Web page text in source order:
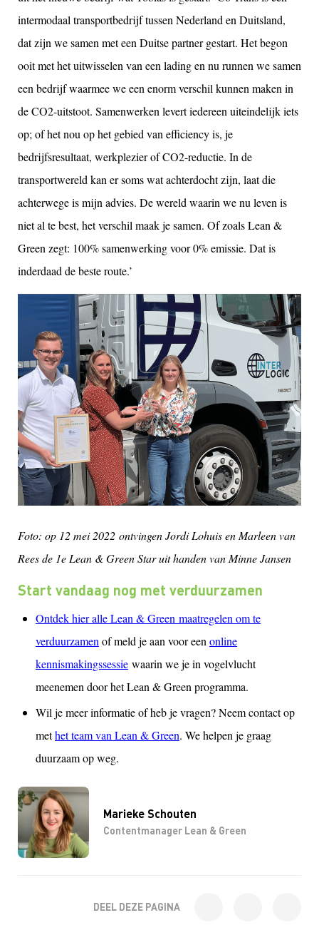
Marieke Schouten
Contentmanager Lean & Green
intermodaal transportbedrijf tussen Nederland en Duitsland,
dat zijn we samen met een Duitse partner gestart. Het begon
ooit met het uitwisselen van een lading en nu runnen we samen
een bedrijf waarmee we een enorm verschil kunnen maken in
de CO2-uitstoot. Samenwerken levert iedereen uiteindelijk iets
op; of het nou op het gebied van efficiency is, je
bedrijfsresultaat, werkplezier of CO2-reductie. In de
transportwereld kan er soms wat achterdocht zijn, laat die
achterwege is mijn advies. De wereld waarin we nu leven is
niet al te best, het verschil maak je samen. Of zoals Lean &
Green zegt: 100% samenwerking voor 0% emissie. Dat is
inderdaad de beste route.’
Foto: op 12 mei 2022 ontvingen Jordi Lohuis en Marleen van
Rees de 1e Lean & Green Star uit handen van Minne Jansen
Start vandaag nog met verduurzamen
Ontdek hier alle Lean & Green maatregelen om te
verduurzamenof meld je aan voor eenonline
kennismakingssessie waarin we je in vogelvlucht
meenemen door het Lean & Green programma.
Wil je meer informatie of heb je vragen? Neem contact op
methet team van Lean & Green. We helpen je graag
duurzaam op weg.
DEEL DEZE PAGINA